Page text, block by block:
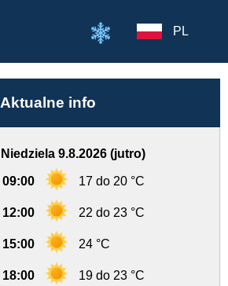
PL
Aktualne info
Niedziela 9.8.2026 (jutro)
09:00 17 do 20 °C
12:00 22 do 23 °C
15:00 24 °C
18:00 19 do 23 °C